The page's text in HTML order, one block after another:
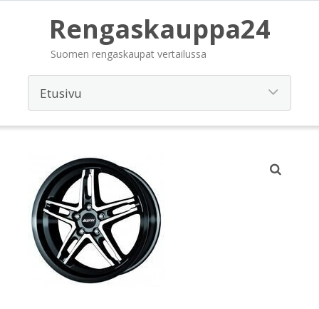
Rengaskauppa24
Suomen rengaskaupat vertailussa